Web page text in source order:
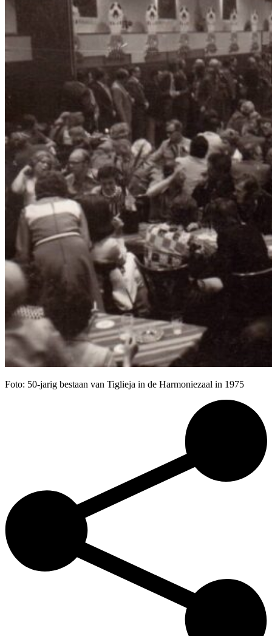
Foto: 50-jarig bestaan van Tiglieja in de Harmoniezaal in 1975